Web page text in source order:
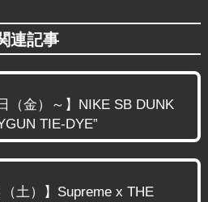
連記事
（金）～】NIKE SB DUNK
TIE-DYE”
（土）】Supreme x THE